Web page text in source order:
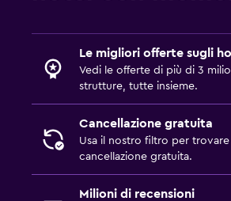
Le migliori offerte sugli
Vedi le offerte di più di 3
strutture, tutte insieme.
Cancellazione gratuita
Usa il nostro filtro per
cancellazione gratuita.
Milioni di recensioni